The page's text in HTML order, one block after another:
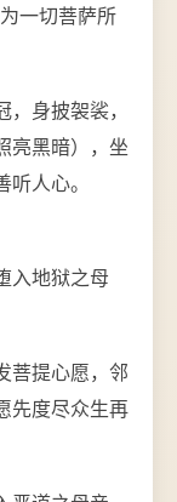
一切菩萨所
，身披袈裟，
亮黑暗），坐
人心。
入地狱之母
菩提心愿，邻
先度尽众生再